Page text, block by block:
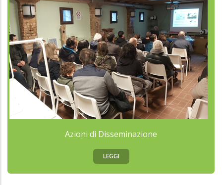
Azioni di Disseminazione
LEGGI